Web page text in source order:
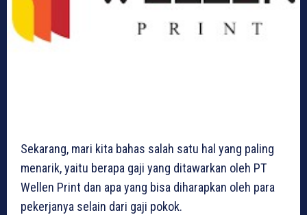
Sekarang, mari kita bahas salah satu hal yang paling
menarik, yaitu berapa gaji yang ditawarkan oleh PT
Wellen Print dan apa yang bisa diharapkan oleh para
pekerjanya selain dari gaji pokok.